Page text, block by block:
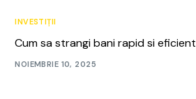
INVESTIȚII
Cum sa strangi bani rapid si eficient
NOIEMBRIE 10, 2025